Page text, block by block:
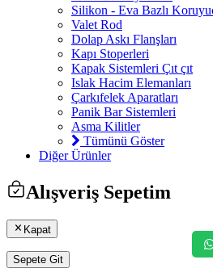
Silikon - Eva Bazlı
Valet Rod
Dolap Askı Flanşları
Kapı Stoperleri
Kapak Sistemleri Çıt çıt
Islak Hacim Elemanları
Çarkıfelek Aparatları
Panik Bar Sistemleri
Asma Kilitler
Tümünü Göster
Diğer Ürünler
Alışveriş Sepetim
Kapat
Sepete Git